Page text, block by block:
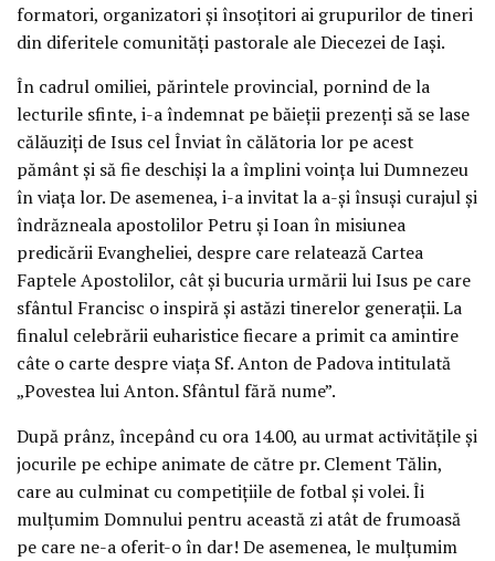
formatori, organizatori și însoțitori ai grupurilor de tineri
din diferitele comunități pastorale ale Diecezei de Iași.
În cadrul omiliei, părintele provincial, pornind de la
lecturile sfinte, i-a îndemnat pe băieții prezenți să se lase
călăuziți de Isus cel Înviat în călătoria lor pe acest
pământ și să fie deschiși la a împlini voința lui Dumnezeu
în viața lor. De asemenea, i-a invitat la a-și însuși curajul și
îndrăzneala apostolilor Petru și Ioan în misiunea
predicării Evangheliei, despre care relatează Cartea
Faptele Apostolilor, cât și bucuria urmării lui Isus pe care
sfântul Francisc o inspiră și astăzi tinerelor generații. La
finalul celebrării euharistice fiecare a primit ca amintire
câte o carte despre viața Sf. Anton de Padova intitulată
„Povestea lui Anton. Sfântul fără nume”.
După prânz, începând cu ora 14.00, au urmat activitățile și
jocurile pe echipe animate de către pr. Clement Tălin,
care au culminat cu competițiile de fotbal și volei. Îi
mulțumim Domnului pentru această zi atât de frumoasă
pe care ne-a oferit-o în dar! De asemenea, le mulțumim